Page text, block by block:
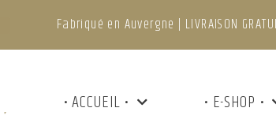
Fabriqué en Auvergne | LIVRAISON
• ACCUEIL • • E-SHOP •